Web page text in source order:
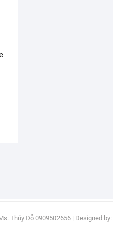
Thúy Đỗ 0909502656 | Designed by: